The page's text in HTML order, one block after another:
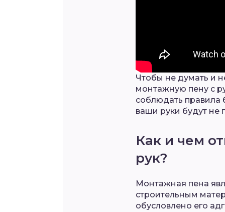
Чтобы не думать и
монтажную пену с
соблюдать правила
ваши руки будут не
Как и чем
рук?
Монтажная пена
строительным
обусловлено его